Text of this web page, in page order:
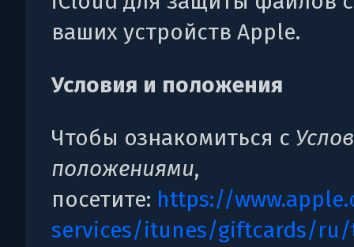
ваших устройств Apple.
Условия и положения
Чтобы ознакомиться с
положениями,
посетите: https://
services/itunes/giftcards/